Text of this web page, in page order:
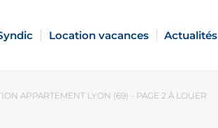
Location vacances Actualités
APPARTEMENT LYON (69) - PAGE 2 À LOUER